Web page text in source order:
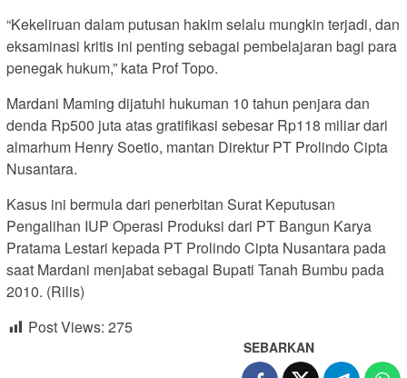
“Kekeliruan dalam putusan hakim selalu mungkin terjadi, dan
eksaminasi kritis ini penting sebagai pembelajaran bagi para
penegak hukum,” kata Prof Topo.
Mardani Maming dijatuhi hukuman 10 tahun penjara dan
denda Rp500 juta atas gratifikasi sebesar Rp118 miliar dari
almarhum Henry Soetio, mantan Direktur PT Prolindo Cipta
Nusantara.
Kasus ini bermula dari penerbitan Surat Keputusan
Pengalihan IUP Operasi Produksi dari PT Bangun Karya
Pratama Lestari kepada PT Prolindo Cipta Nusantara pada
saat Mardani menjabat sebagai Bupati Tanah Bumbu pada
2010. (Rilis)
Post Views: 275
SEBARKAN